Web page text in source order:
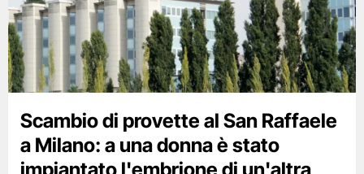
Scambio di provette al San Raffaele
a Milano: a una donna è stato